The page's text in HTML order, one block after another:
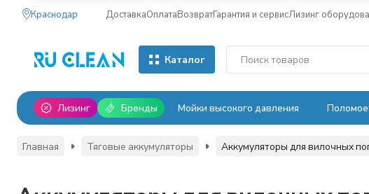
Краснодар ДоставкаОплатаВозвратГарантия и сервисЛизинг
Каталог
Лизинг Бренды Мойки высокого давления
Главная Тяговые аккумуляторы Аккумуляторы для вилочных